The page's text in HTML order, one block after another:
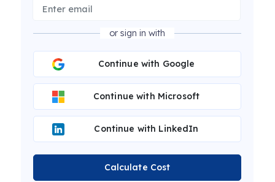
or sign in with
Continue with Google
Continue with Microsoft
Continue with LinkedIn
Calculate Cost